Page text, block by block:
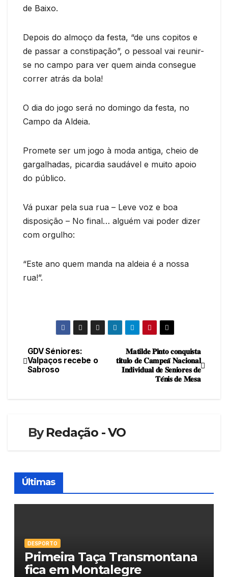
de Baixo.
Depois do almoço da festa, “de uns copitos e
de passar a constipação”, o pessoal vai reunir-
se no campo para ver quem ainda consegue
correr atrás da bola!
O dia do jogo será no domingo da festa, no
Campo da Aldeia.
Promete ser um jogo à moda antiga, cheio de
gargalhadas, picardia saudável e muito apoio
do público.
Vá puxar pela sua rua – Leve voz e boa
disposição – No final… alguém vai poder dizer
com orgulho:
“Este ano quem manda na aldeia é a nossa
rua!”.
Navegação
de
𝐌𝐚𝐭𝐢𝐥𝐝𝐞 𝐏𝐢𝐧𝐭𝐨 𝐜𝐨𝐧𝐪𝐮𝐢𝐬𝐭𝐚
𝐭𝐢́𝐭𝐮𝐥𝐨 𝐝𝐞 𝐂𝐚𝐦𝐩𝐞𝐚̃ 𝐍𝐚𝐜𝐢𝐨𝐧𝐚𝐥
𝐈𝐧𝐝𝐢𝐯𝐢𝐝𝐮𝐚𝐥 𝐝𝐞 𝐒𝐞𝐧𝐢𝐨𝐫𝐞𝐬 𝐝𝐞
𝐓𝐞́𝐧𝐢𝐬 𝐝𝐞 𝐌𝐞𝐬𝐚
GDV Séniores:
Valpaços recebe o
Sabroso
ByRedação - VO
Últimas
DESPORTO
Primeira Taça Transmontana
fica em Montalegre